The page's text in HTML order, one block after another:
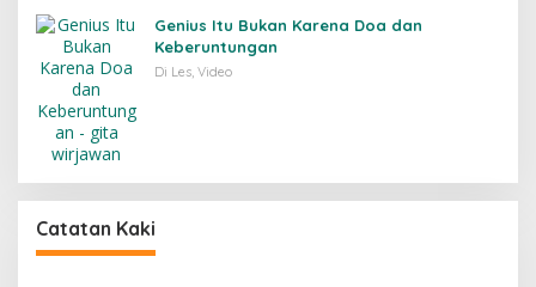
Genius Itu Bukan Karena Doa dan
Keberuntungan
Di Les, Video
Catatan Kaki